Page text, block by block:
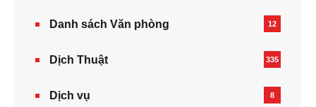
Danh sách Văn phòng 12
Dịch Thuật 335
Dịch vụ 8